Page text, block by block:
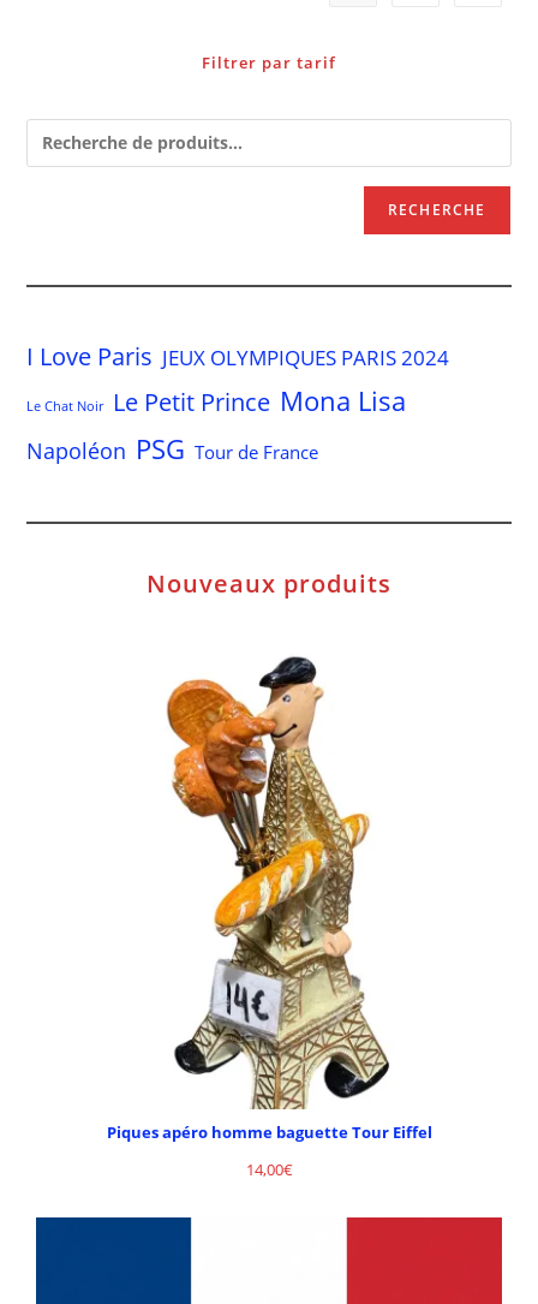
Filtrer par tarif
RECHERCHE
I Love Paris JEUX OLYMPIQUES PARIS 2024
Le Chat Noir Le Petit Prince Mona Lisa
Napoléon PSG Tour de France
Nouveaux produits
Piques apéro homme baguette Tour Eiffel
14,00€